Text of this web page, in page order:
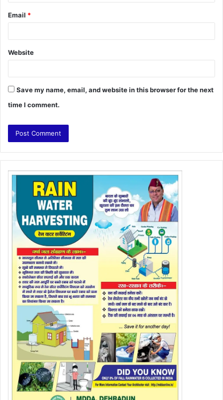
Email *
Website
Save my name, email, and website in this browser for the next
time I comment.